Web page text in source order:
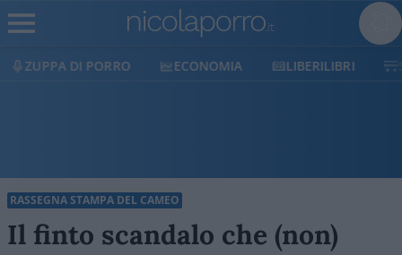
ECONOMIA LIBERILIBRI SHOP SOSTIENICI
RASSEGNA STAMPA DEL CAMEO
Il finto scandalo che (non)